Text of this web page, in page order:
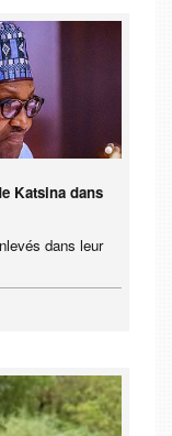
Katsina dans
dans leur